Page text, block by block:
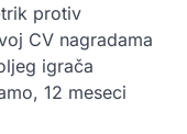
protiv
CV nagradama
igrača
12 meseci